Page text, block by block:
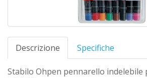
Descrizione Specifiche
Stabilo Ohpen pennarello indelebile